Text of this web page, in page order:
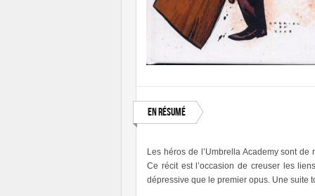
En résumé
Les héros de l’Umbrella Academy sont
Ce récit est l’occasion de creuser les
dépressive que le premier opus. Une suite